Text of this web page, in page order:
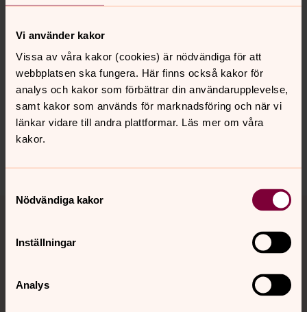
Vi använder kakor
Vissa av våra kakor (cookies) är nödvändiga för att
webbplatsen ska fungera. Här finns också kakor för
analys och kakor som förbättrar din användarupplevelse,
samt kakor som används för marknadsföring och när vi
länkar vidare till andra plattformar. Läs mer om våra
kakor.
Nödvändiga kakor
Inställningar
Analys
Synpunkter eller frågor på sidans
innehåll?
vilhelmina.forsamling@svenskakyrkan.se
Tillbaka till toppen
Tillbaka till innehållet